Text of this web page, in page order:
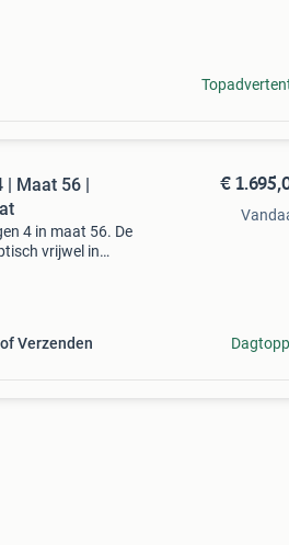
| Maat 56 |
4 in maat 56. De
vrijwel in
Verzenden
€